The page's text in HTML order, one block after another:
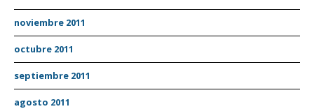
noviembre 2011
octubre 2011
septiembre 2011
agosto 2011